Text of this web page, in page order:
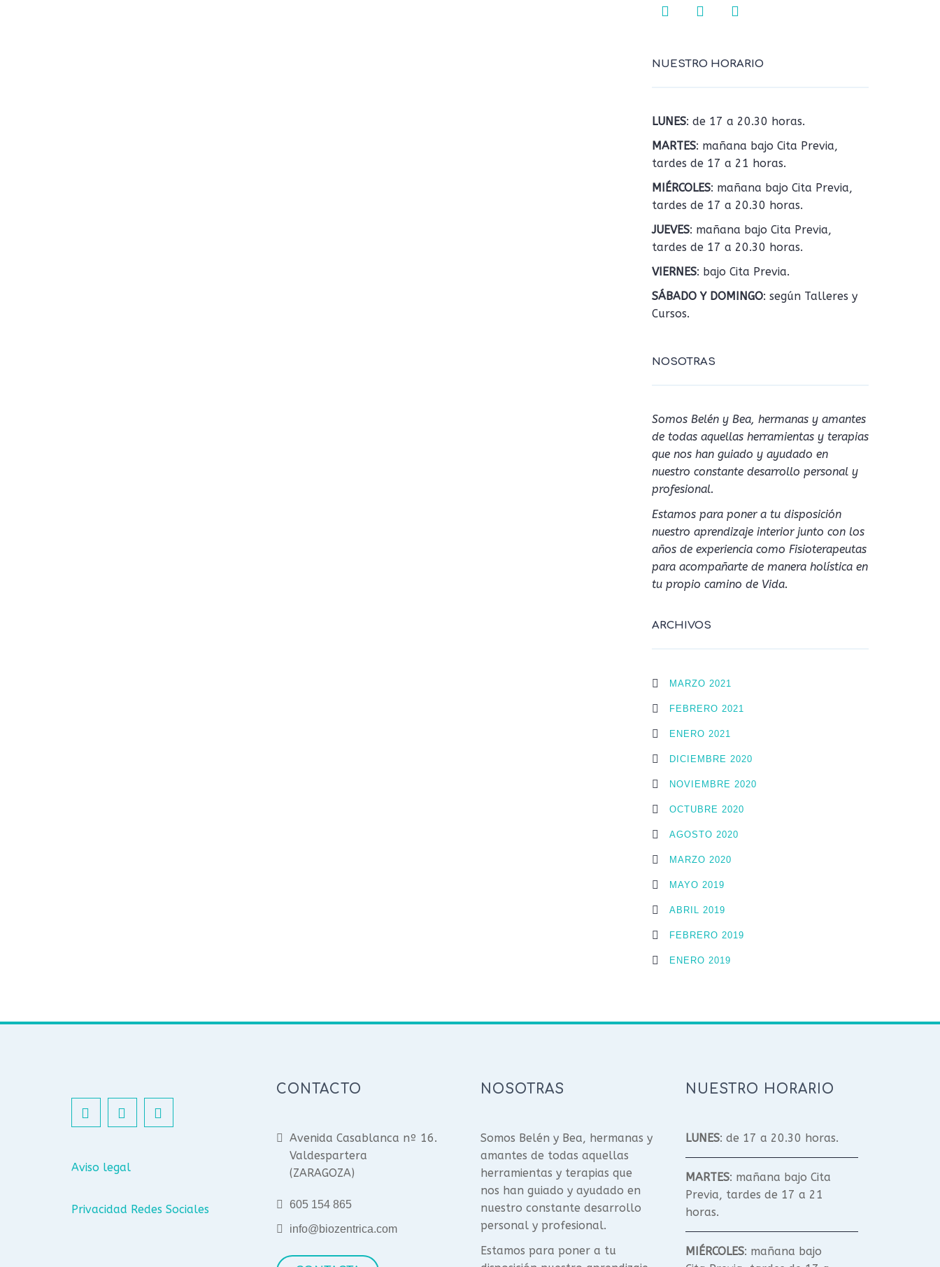
NUESTRO HORARIO
LUNES: de 17 a 20.30 horas.
MARTES: mañana bajo Cita Previa,
tardes de 17 a 21 horas.
MIÉRCOLES: mañana bajo Cita Previa,
tardes de 17 a 20.30 horas.
JUEVES: mañana bajo Cita Previa,
tardes de 17 a 20.30 horas.
VIERNES: bajo Cita Previa.
SÁBADO Y DOMINGO: según Talleres y
Cursos.
NOSOTRAS
Somos Belén y Bea, hermanas y amantes
de todas aquellas herramientas y terapias
que nos han guiado y ayudado en
nuestro constante desarrollo personal y
profesional.
Estamos para poner a tu disposición
nuestro aprendizaje interior junto con los
años de experiencia como Fisioterapeutas
para acompañarte de manera holística en
tu propio camino de Vida.
ARCHIVOS
MARZO 2021
FEBRERO 2021
ENERO 2021
DICIEMBRE 2020
NOVIEMBRE 2020
OCTUBRE 2020
AGOSTO 2020
MARZO 2020
MAYO 2019
ABRIL 2019
FEBRERO 2019
ENERO 2019
Aviso legal
Privacidad Redes Sociales
CONTACTO
Avenida Casablanca nº 16.
Valdespartera
(ZARAGOZA)
605 154 865
info@biozentrica.com
NOSOTRAS
Somos Belén y Bea, hermanas y
amantes de todas aquellas
herramientas y terapias que
nos han guiado y ayudado en
nuestro constante desarrollo
personal y profesional.
Estamos para poner a tu
NUESTRO HORARIO
LUNES: de 17 a 20.30 horas.
MARTES: mañana bajo Cita
Previa, tardes de 17 a 21
horas.
MIÉRCOLES: mañana bajo